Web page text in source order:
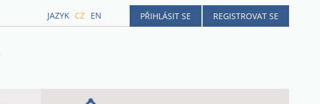
PŘIHLÁSIT SE REGISTROVAT SE
JAZYK CZ EN